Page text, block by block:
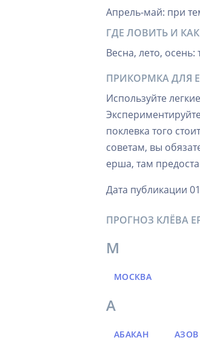
Апрель-май: при
ГДЕ ЛОВИТЬ И
Весна, лето,
ПРИКОРМКА ДЛЯ
Используйте
поклевка того
советам, вы
ерша, там
Дата публикации
ПРОГНОЗ КЛЁВА
М
МОСКВА
А
АБАКАН АЗОВ